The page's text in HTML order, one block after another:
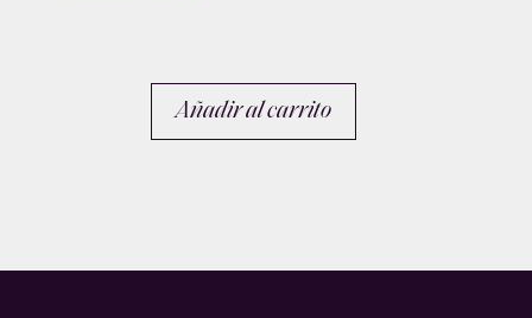
Despegue
cantidad
Añadir al carrito